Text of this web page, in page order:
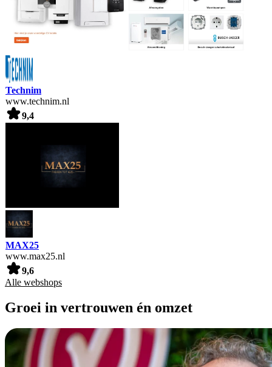
Technim
www.technim.nl
9,4
MAX25
www.max25.nl
9,6
Alle webshops
Groei in vertrouwen én omzet